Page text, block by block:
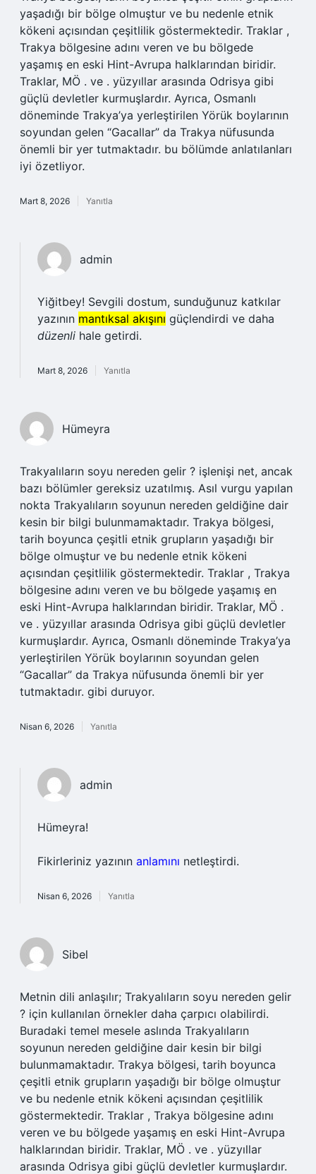
yaşadığı bir bölge olmuştur ve bu nedenle etnik
kökeni açısından çeşitlilik göstermektedir. Traklar ,
Trakya bölgesine adını veren ve bu bölgede
yaşamış en eski Hint-Avrupa halklarından biridir.
Traklar, MÖ . ve . yüzyıllar arasında Odrisya gibi
güçlü devletler kurmuşlardır. Ayrıca, Osmanlı
döneminde Trakya’ya yerleştirilen Yörük boylarının
soyundan gelen “Gacallar” da Trakya nüfusunda
önemli bir yer tutmaktadır. bu bölümde anlatılanları
iyi özetliyor.
Mart 8, 2026 Yanıtla
admin
Yiğitbey! Sevgili dostum, sunduğunuz katkılar
yazının mantıksal akışını güçlendirdi ve daha
düzenli hale getirdi.
Mart 8, 2026 Yanıtla
Hümeyra
Trakyalıların soyu nereden gelir ? işlenişi net, ancak
bazı bölümler gereksiz uzatılmış. Asıl vurgu yapılan
nokta Trakyalıların soyunun nereden geldiğine dair
kesin bir bilgi bulunmamaktadır. Trakya bölgesi,
tarih boyunca çeşitli etnik grupların yaşadığı bir
bölge olmuştur ve bu nedenle etnik kökeni
açısından çeşitlilik göstermektedir. Traklar , Trakya
bölgesine adını veren ve bu bölgede yaşamış en
eski Hint-Avrupa halklarından biridir. Traklar, MÖ .
ve . yüzyıllar arasında Odrisya gibi güçlü devletler
kurmuşlardır. Ayrıca, Osmanlı döneminde Trakya’ya
yerleştirilen Yörük boylarının soyundan gelen
“Gacallar” da Trakya nüfusunda önemli bir yer
tutmaktadır. gibi duruyor.
Nisan 6, 2026 Yanıtla
admin
Hümeyra!
Fikirleriniz yazının anlamını netleştirdi.
Nisan 6, 2026 Yanıtla
Sibel
Metnin dili anlaşılır; Trakyalıların soyu nereden gelir
? için kullanılan örnekler daha çarpıcı olabilirdi.
Buradaki temel mesele aslında Trakyalıların
soyunun nereden geldiğine dair kesin bir bilgi
bulunmamaktadır. Trakya bölgesi, tarih boyunca
çeşitli etnik grupların yaşadığı bir bölge olmuştur
ve bu nedenle etnik kökeni açısından çeşitlilik
göstermektedir. Traklar , Trakya bölgesine adını
veren ve bu bölgede yaşamış en eski Hint-Avrupa
halklarından biridir. Traklar, MÖ . ve . yüzyıllar
arasında Odrisya gibi güçlü devletler kurmuşlardır.